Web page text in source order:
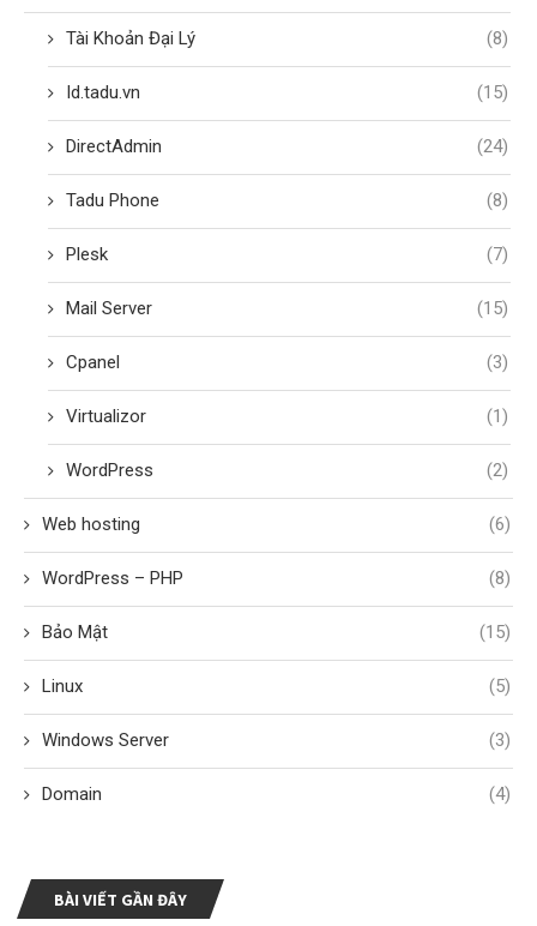
Tài Khoản Đại Lý (8)
Id.tadu.vn (15)
DirectAdmin (24)
Tadu Phone (8)
Plesk (7)
Mail Server (15)
Cpanel (3)
Virtualizor (1)
WordPress (2)
Web hosting (6)
WordPress – PHP (8)
Bảo Mật (15)
Linux (5)
Windows Server (3)
Domain (4)
BÀI VIẾT GẦN ĐÂY